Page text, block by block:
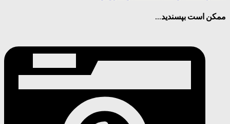
ممکن است بپسندید...